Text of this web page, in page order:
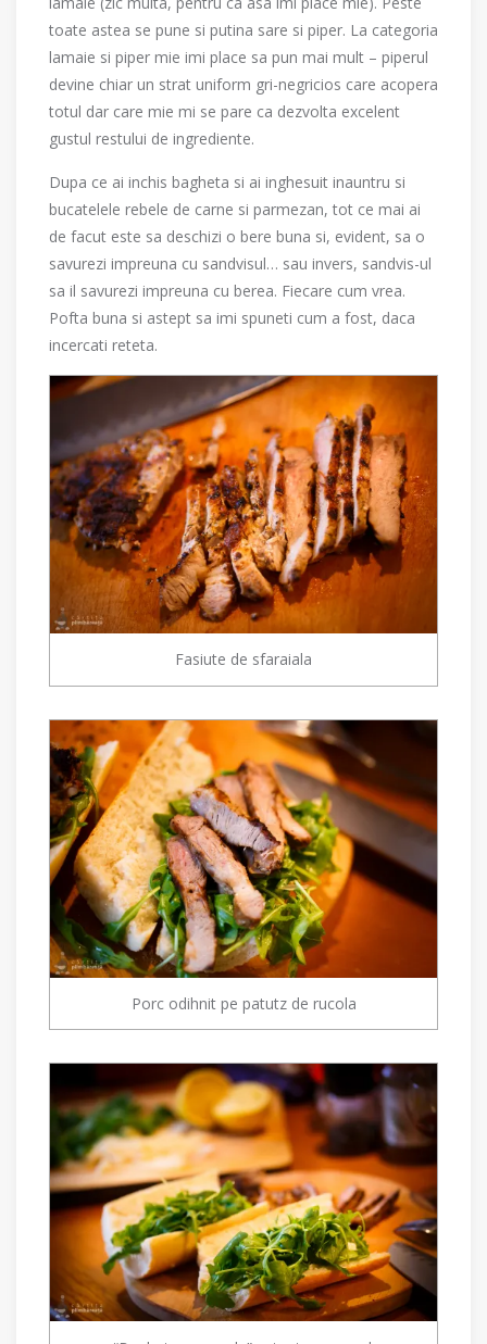
toate astea se pune si putina sare si piper. La categoria
lamaie si piper mie imi place sa pun mai mult – piperul
devine chiar un strat uniform gri-negricios care acopera
totul dar care mie mi se pare ca dezvolta excelent
gustul restului de ingrediente.
Dupa ce ai inchis bagheta si ai inghesuit inauntru si
bucatelele rebele de carne si parmezan, tot ce mai ai
de facut este sa deschizi o bere buna si, evident, sa o
savurezi impreuna cu sandvisul… sau invers, sandvis-ul
sa il savurezi impreuna cu berea. Fiecare cum vrea.
Pofta buna si astept sa imi spuneti cum a fost, daca
incercati reteta.
Fasiute de sfaraiala
Porc odihnit pe patutz de rucola